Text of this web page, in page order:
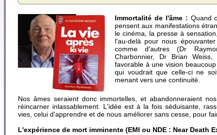
Immortalité de l'âme : Quand
pensent aux manifestations
le cinéma, la presse à
l'au-delà pour nous
comme d'autres (Dr
Charbonnier, Dr Brian
favorable à une vision
qui voudrait que celle-ci ne
menant vers une continuité.
Nos âmes seraient donc immortelles, et abandonneraient
réincarner inlassablement. L'idée est à la fois séduisante,
vies, celui d'apprendre et de nous améliorer sans cesse, pour
L'expérience de mort imminente (EMI ou NDE : Near Death